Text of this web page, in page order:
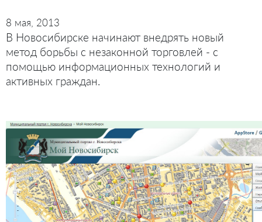
8 мая, 2013
В Новосибирске начинают внедрять новый
метод борьбы с незаконной торговлей - с
помощью информационных технологий и
активных граждан.